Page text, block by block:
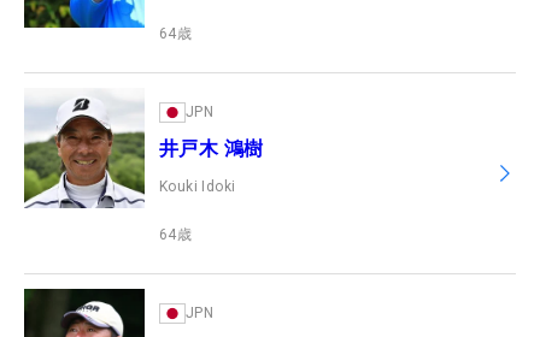
64歳
JPN
井戸木 鴻樹
Kouki Idoki
64歳
JPN